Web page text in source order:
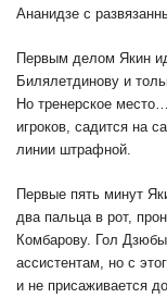
Ананидзе с
Первым делом Якин
Билялетдинову и
Но тренерское
игроков, садится на
линии штрафной.
Первые пять минут
два пальца в рот,
Комбарову. Гол Дзюбы
ассистентам, но с
и не присаживается